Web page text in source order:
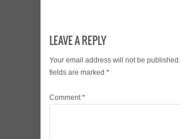
LEAVE A REPLY
Your email address will not be published.
fields are marked *
Comment*